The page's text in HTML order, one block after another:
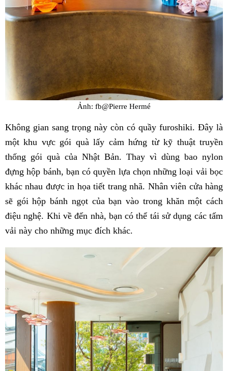
Ảnh: fb@Pierre Hermé
Không gian sang trọng này còn có quầy furoshiki. Đây là
một khu vực gói quà lấy cảm hứng từ kỹ thuật truyền
thống gói quà của Nhật Bản. Thay vì dùng bao nylon
đựng hộp bánh, bạn có quyền lựa chọn những loại vải bọc
khác nhau được in họa tiết trang nhã. Nhân viên cửa hàng
sẽ gói hộp bánh ngọt của bạn vào trong khăn một cách
điệu nghệ. Khi về đến nhà, bạn có thể tái sử dụng các tấm
vải này cho những mục đích khác.